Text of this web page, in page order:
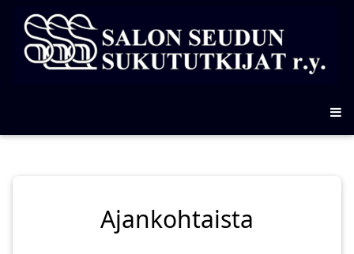
Ajankohtaista